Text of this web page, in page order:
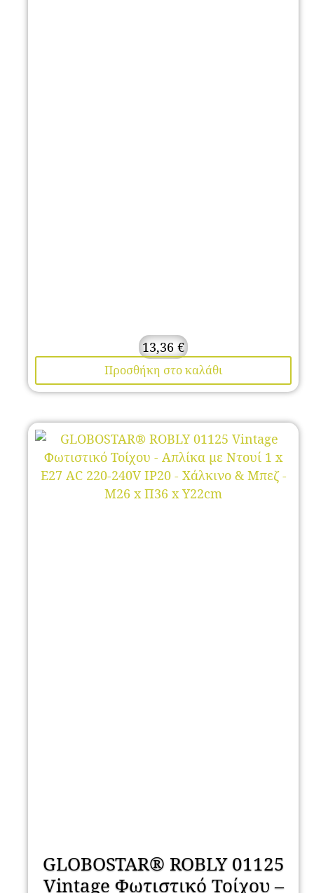
13,36 €
Προσθήκη στο καλάθι
GLOBOSTAR® ROBLY 01125
Vintage Φωτιστικό Τοίχου –